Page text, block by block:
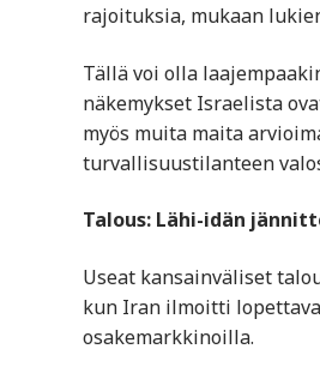
rajoituksia, mukaan
Tällä voi olla
näkemykset Israelista
myös muita maita
turvallisuustilanteen
Talous: Lähi-idän
Useat kansainväliset
kun Iran ilmoitti
osakemarkkinoilla.